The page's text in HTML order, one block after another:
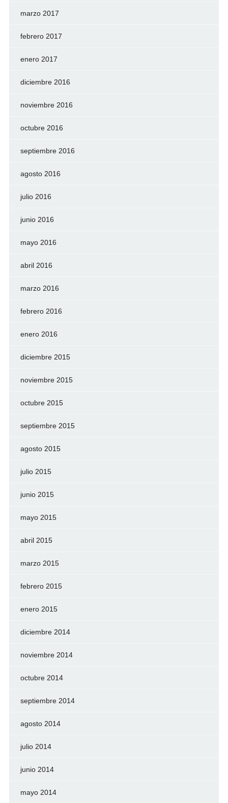
marzo 2017
febrero 2017
enero 2017
diciembre 2016
noviembre 2016
octubre 2016
septiembre 2016
agosto 2016
julio 2016
junio 2016
mayo 2016
abril 2016
marzo 2016
febrero 2016
enero 2016
diciembre 2015
noviembre 2015
octubre 2015
septiembre 2015
agosto 2015
julio 2015
junio 2015
mayo 2015
abril 2015
marzo 2015
febrero 2015
enero 2015
diciembre 2014
noviembre 2014
octubre 2014
septiembre 2014
agosto 2014
julio 2014
junio 2014
mayo 2014